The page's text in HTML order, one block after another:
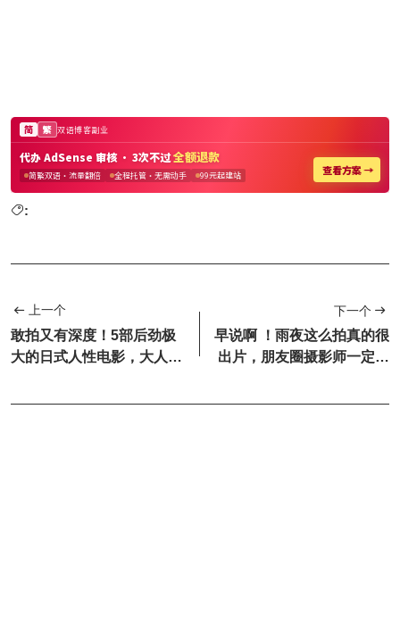
:
上一个
敢拍又有深度！5部后劲极
大的日式人性电影，大人必
下一个
早说啊 ！雨夜这么拍真的很
出片，朋友圈摄影师一定属